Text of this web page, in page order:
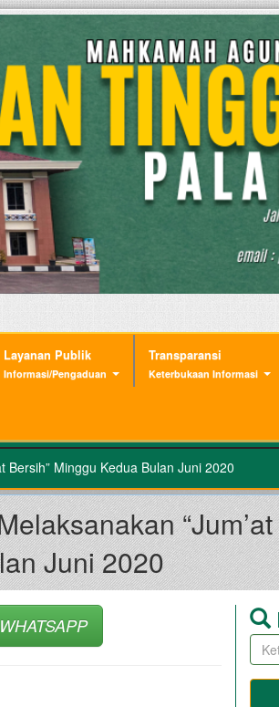
Layanan Publik
Informasi/Pengaduan
Transparansi
Keterbukaan Informasi
Bersih” Minggu Kedua Bulan Juni 2020
Juni 2020
WHATSAPP